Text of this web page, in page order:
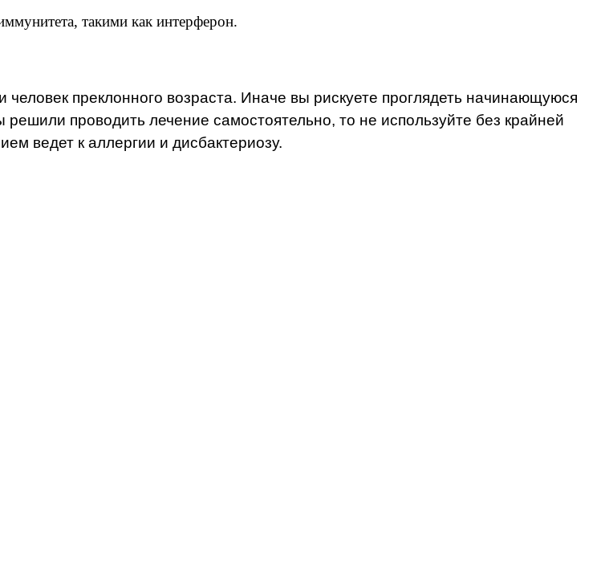
такими как интерферон.
преклонного возраста. Иначе вы рискуете проглядеть начинающуюся
проводить лечение самостоятельно, то не используйте без крайней
ведет к аллергии и дисбактериозу.